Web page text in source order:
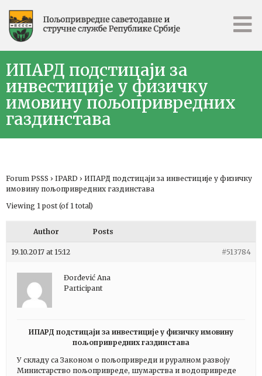
ИПАРД подстицаји за
инвестиције у физичку
имовину пољопривредних
газдинстава
Forum PSSS › IPARD › ИПАРД подстицаји за инвестиције у физичку
имовину пољопривредних газдинстава
Viewing 1 post (of 1 total)
Author Posts
19.10.2017 at 15:12 #513784
Đorđević Ana
Participant
ИПАРД подстицаји за инвестиције у физичку имовину
пољопривредних газдинстава
У складу са Законом о пољопривреди и руралном развоју
Министарство пољопривреде, шумарства и водопривреде